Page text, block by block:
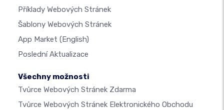
Příklady Webových Stránek
Šablony Webových Stránek
App Market (English)
Poslední Aktualizace
Všechny možnosti
Tvůrce Webových Stránek Zdarma
Tvůrce Webových Stránek Elektronického Obchodu